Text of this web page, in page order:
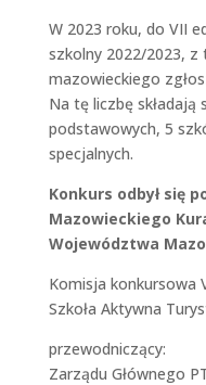
W 2023 roku, do VII
szkolny 2022/2023,
mazowieckiego
Na tę liczbę składają
podstawowych, 5
specjalnych.
Konkurs odbył się
Mazowieckiego
Województwa
Komisja konkursowa
Szkoła Aktywna
przewodniczący:
Zarządu Głównego